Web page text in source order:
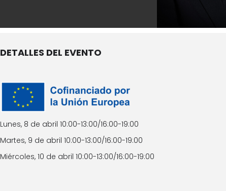
DETALLES DEL EVENTO
Lunes, 8 de abril 10:00-13:00/16:00-19:00
Martes, 9 de abril 10:00-13:00/16:00-19:00
Miércoles, 10 de abril 10:00-13:00/16:00-19:00